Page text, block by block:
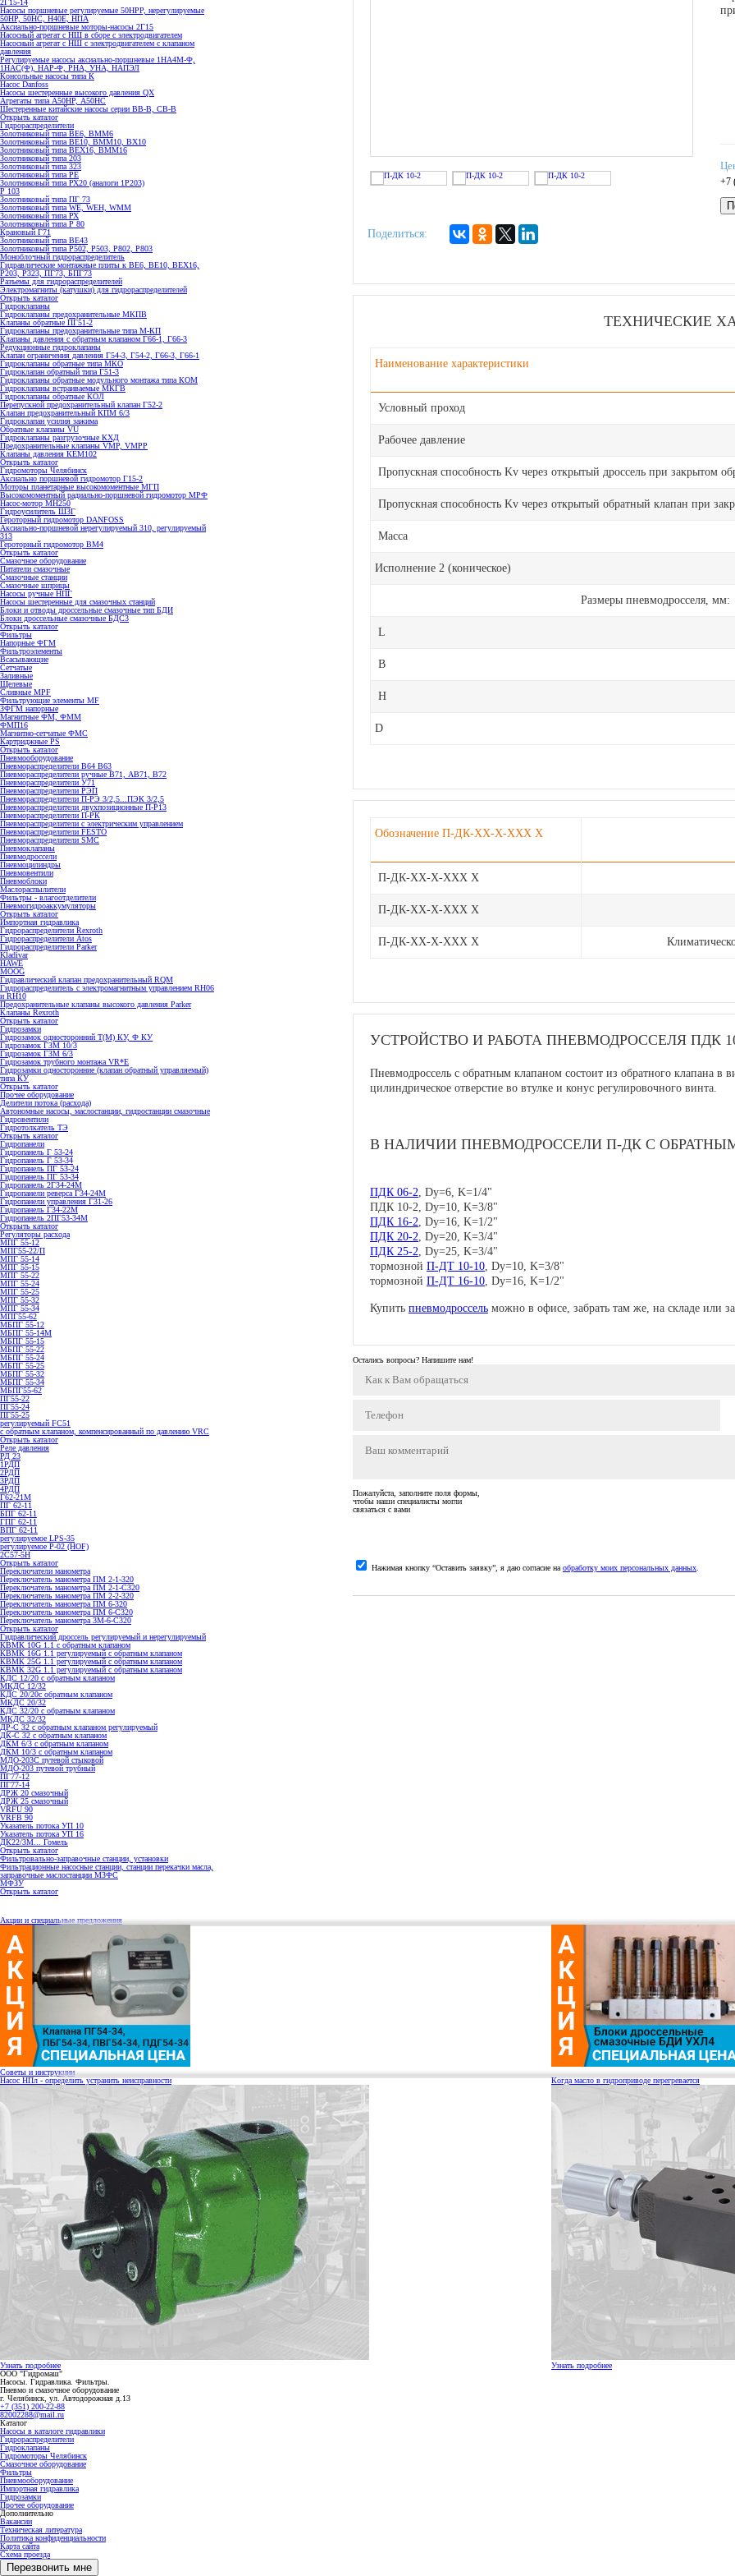
Насосы поршневые регулируемые 50НРР, нерегулируемые
50НР, 50НС, Н40Е, НПА
Аксиально-поршневые моторы-насосы 2Г15
Насосный агрегат с НШ в сборе с электродвигателем
Насосный агрегат с НШ с электродвигателем с клапаном
давления
Регулируемые насосы аксиально-поршневые 1НА4М-Ф,
1НАС(Ф), НАР-Ф, РНА, УНА, НАПЭЛ
Консольные насосы типа К
Насос Danfoss
Насосы шестеренные высокого давления QX
Агрегаты типа А50НР, А50НС
Шестеренные китайские насосы серии ВВ-В, СВ-В
Открыть каталог
Гидрораспределители
Золотниковый типа ВЕ6, ВММ6
Золотниковый типа BE10, ВММ10, ВХ10
Золотниковый типа ВЕХ16, ВММ16
Золотниковый типа 203
Золотниковый типа 323
Золотниковый типа РЕ
Золотниковый типа РХ20 (аналоги 1Р203)
Р 103
Золотниковый типа ПГ 73
Золотниковый типа WE, WEH, WMM
Золотниковый типа РХ
Золотниковый типа Р 80
Крановый Г71
Золотниковый типа BE43
Золотниковый типа Р502, Р503, Р802, Р803
Моноблочный гидрораспределитель
Гидравлические монтажные плиты к ВЕ6, ВЕ10, ВЕХ16,
Р203, Р323, ПГ73, БПГ73
Разъемы для гидрораспределителей
Электромагниты (катушки) для гидрораспределителей
Открыть каталог
Гидроклапаны
Гидроклапаны предохранительные МКПВ
Клапаны обратные ПГ51-2
Гидроклапаны предохранительные типа М-КП
Клапаны давления с обратным клапаном Г66-1, Г66-3
Редукционные гидроклапаны
Клапан ограничения давления Г54-3, Г54-2, Г66-3, Г66-1
Гидроклапаны обратные типа МКО
Гидроклапан обратный типа Г51-3
Гидроклапаны обратные модульного монтажа типа КОМ
Гидроклапаны встраиваемые МКГВ
Гидроклапаны обратные КОЛ
Перепускной предохранительный клапан Г52-2
Клапан предохранительный КПМ 6/3
Гидроклапан усилия зажима
Обратные клапаны VU
Гидроклапаны разгрузочные КХД
Предохранительные клапаны VMP, VMPP
Клапаны давления КЕМ102
Открыть каталог
Гидромоторы Челябинск
Аксиально поршневой гидромотор Г15-2
Моторы планетарные высокомоментные МГП
Высокомоментный радиально-поршневой гидромотор МРФ
Насос-мотор МН250
Гидроусилитель ШЗГ
Героторный гидромотор DANFOSS
Аксиально-поршневой нерегулируемый 310, регулируемый
313
Героторный гидромотор ВМ4
Открыть каталог
Смазочное оборудование
Питатели смазочные
Смазочные станции
Смазочные шприцы
Насосы ручные НПГ
Насосы шестеренные для смазочных станций
Блоки и отводы дроссельные смазочные тип БДИ
Блоки дроссельные смазочные БДС3
Открыть каталог
Фильтры
Напорные ФГМ
Фильтроэлементы
Всасывающие
Сетчатые
Заливные
Щелевые
Сливные MPF
Фильтрующие элементы MF
ЗФГМ напорные
Магнитные ФМ, ФММ
ФМП16
Магнитно-сетчатые ФМС
Картриджные PS
Открыть каталог
Пневмооборудование
Пневмораспределители В64 В63
Пневмораспределители ручные В71, АВ71, В72
Пневмораспределители У71
Пневмораспределители РЭП
Пневмораспределители П-РЭ 3/2,5...ПЭК 3/2,5
Пневмораспределители двухпозиционные П-Р13
Пневмораспределители П-РК
Пневмораспределители с электрическим управлением
Пневмораспределители FESTO
Пневмораспределители SMC
Пневмоклапаны
Пневмодроссели
Пневмоцилиндры
Пневмовентили
Пневмоблоки
Маслораспылители
Фильтры - влагоотделители
Пневмогидроаккумуляторы
Открыть каталог
Импортная гидравлика
Гидрораспределители Rexroth
Гидрораспределители Atos
Гидрораспределители Parker
Kladivar
HAWE
MOOG
Гидравлический клапан предохранительный RQM
Гидрораспределитель с электромагнитным управлением RH06
и RH10
Предохранительные клапаны высокого давления Parker
Клапаны Rexroth
Открыть каталог
Гидрозамки
Гидрозамок односторонний Т(М) КУ, Ф КУ
Гидрозамок ГЗМ 10/3
Гидрозамок ГЗМ 6/3
Гидрозамок трубного монтажа VR*E
Гидрозамки односторонние (клапан обратный управляемый)
типа КУ
Открыть каталог
Прочее оборудование
Делители потока (расхода)
Автономные насосы, маслостанции, гидростанции смазочные
Гидровентили
Гидротолкатель ТЭ
Открыть каталог
Гидропанели
Гидропанель Г 53-24
Гидропанель Г 53-34
Гидропанель ПГ 53-24
Гидропанель ПГ 53-34
Гидропанель 2Г34-24М
Гидропанели реверса Г34-24М
Гидропанели управления Г31-26
Гидропанель Г34-22М
Гидропанель 2ПГ53-34М
Открыть каталог
Регуляторы расхода
МПГ 55-12
МПГ55-22/П
МПГ 55-14
МПГ 55-15
МПГ 55-22
МПГ 55-24
МПГ 55-25
МПГ 55-32
МПГ 55-34
МПГ55-62
МБПГ 55-12
МБПГ 55-14М
МБПГ 55-15
МБПГ 55-22
МБПГ 55-24
МБПГ 55-25
МБПГ 55-32
МБПГ 55-34
МБПГ55-62
ПГ55-22
ПГ55-24
ПГ55-25
регулируемый FC51
с обратным клапаном, компенсированный по давлению VRC
Открыть каталог
Реле давления
РД 23
1РДП
2РДП
3РДП
4РДП
Г62-21М
ПГ 62-11
БПГ 62-11
ГПГ 62-11
ВПГ 62-11
регулируемое LPS-35
регулируемое P-02 (HOF)
2С57-5Н
Открыть каталог
Переключатели манометра
Переключатель манометра ПМ 2-1-320
Переключатель манометра ПМ 2-1-С320
Переключатель манометра ПМ 2-2-320
Переключатель манометра ПМ 6-320
Переключатель манометра ПМ 6-С320
Переключатель манометра 3M-6-C320
Открыть каталог
Гидравлический дроссель регулируемый и нерегулируемый
КВМК 10G 1.1 с обратным клапаном
КВМК 16G 1.1 регулируемый с обратным клапаном
КВМК 25G 1.1 регулируемый с обратным клапаном
КВМК 32G 1.1 регулируемый с обратным клапаном
КДC 12/20 с обратным клапаном
МКДС 12/32
КДC 20/20с обратным клапаном
МКДС 20/32
КДC 32/20 с обратным клапаном
МКДС 32/32
ДР-С 32 с обратным клапаном регулируемый
ДК-С 32 с обратным клапаном
ДКМ 6/3 с обратным клапаном
ДКМ 10/3 с обратным клапаном
МДО-203С путевой стыковой
МДО-203 путевой трубный
ПГ77-12
ПГ77-14
ДРЖ 20 смазочный
ДРЖ 25 смазочный
VRFU 90
VRFВ 90
Указатель потока УП 10
Указатель потока УП 16
ДК22/3М... Гомель
Открыть каталог
Фильтровально-заправочные станции, установки
Фильтрационные насосные станции, станции перекачки масла,
заправочные маслостанции МЗФС
МФЗУ
Открыть каталог
Поделиться:
+7
ТЕХНИЧЕСКИЕ
Наименование характеристики
Условный проход
Рабочее давление
Пропускная способность Kv через открытый дроссель при закрытом
Пропускная способность Kv через открытый обратный клапан при
Масса
Исполнение 2 (коническое)
Размеры пневмодросселя, мм:
L
B
H
D
Обозначение П-ДК-ХХ-Х-ХХХ Х
П-ДК-ХХ-Х-ХХХ Х
П-ДК-ХХ-Х-ХХХ Х
П-ДК-ХХ-Х-ХХХ Х
УСТРОЙСТВО И РАБОТА ПНЕВМОДРОССЕЛЯ ПДК
Пневмодроссель с обратным клапаном состоит из обратного клапана
цилиндрическое отверстие во втулке и конус регулировочного винта.
В НАЛИЧИИ ПНЕВМОДРОССЕЛИ П-ДК С
ПДК 06-2 , Dy=6, K=1/4"
ПДК 10-2, Dy=10, K=3/8"
ПДК 16-2 , Dy=16, K=1/2"
ПДК 20-2 , Dy=20, K=3/4"
ПДК 25-2 , Dy=25, K=3/4"
тормозной П-ДТ 10-10 , Dy=10, K=3/8"
тормозной П-ДТ 16-10 , Dy=16, K=1/2"
Купить пневмодроссель можно в офисе, забрать там же, на складе или
Остались вопросы? Напишите нам!
Пожалуйста, заполните поля формы,
чтобы наши специалисты могли
связаться с вами
Нажимая кнопку “Оставить заявку”, я даю согласие на обработку моих персональных данных
Акции и специальные предложения
Советы и инструкции
Насос НПл - определить устранить неисправности
Узнать подробнее
Когда масло в гидроприводе перегревается
Узнать подробнее
ООО "Гидромаш"
Насосы. Гидравлика. Фильтры.
Пневмо и смазочное оборудование
г. Челябинск, ул. Автодорожная д.13
+7 (351) 200-22-88
82002288@mail.ru
Каталог
Насосы в каталоге гидравлики
Гидрораспределители
Гидроклапаны
Гидромоторы Челябинск
Смазочное оборудование
Фильтры
Пневмооборудование
Импортная гидравлика
Гидрозамки
Прочее оборудование
Дополнительно
Вакансии
Техническая литература
Политика конфиденциальности
Карта сайта
Схема проезда
Перезвонить мне